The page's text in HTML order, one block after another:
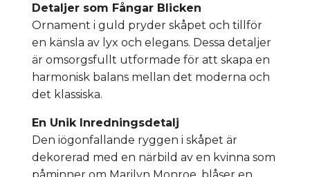
Detaljer som Fångar Blicken
Ornament i guld pryder skåpet och tillför
en känsla av lyx och elegans. Dessa detaljer
är omsorgsfullt utformade för att skapa en
harmonisk balans mellan det moderna och
det klassiska.
En Unik Inredningsdetalj
Den iögonfallande ryggen i skåpet är
dekorerad med en närbild av en kvinna som